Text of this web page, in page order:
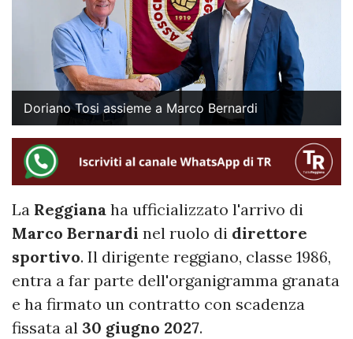
Doriano Tosi assieme a Marco Bernardi
La Reggiana ha ufficializzato l'arrivo di
Marco Bernardi nel ruolo di direttore
sportivo. Il dirigente reggiano, classe 1986,
entra a far parte dell'organigramma granata
e ha firmato un contratto con scadenza
fissata al 30 giugno 2027.